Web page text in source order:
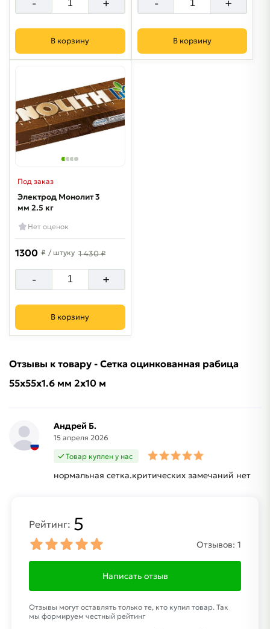
- +
В корзину
- +
В корзину
Под заказ
Электрод Монолит 3
мм 2.5 кг
Нет оценок
1300 ₽ / штуку 1 430 ₽
- +
В корзину
Отзывы к товару - Сетка оцинкованная рабица
55х55х1.6 мм 2х10 м
Андрей Б.
15 апреля 2026
Товар куплен у нас
нормальная сетка.критических замечаний нет
Рейтинг: 5
Отзывов: 1
Написать отзыв
Отзывы могут оставлять только те, кто купил товар. Так
мы формируем честный рейтинг